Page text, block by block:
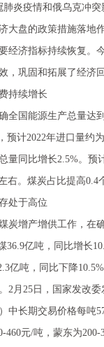
炎疫情和俄乌克冲
大盘的政策措施落地
经济指标持续恢复
，巩固和拓展了经济
持续增长
国能源生产总量达
计2022年进口量约
同比增长2.5%。预
右。煤炭占比提高
处于高位
增产增供工作，在
36.9亿吨，同比增长
亿吨，同比下降10.5%
25日，国家发改委
中长期交易价格每吨
460元/吨，蒙东为